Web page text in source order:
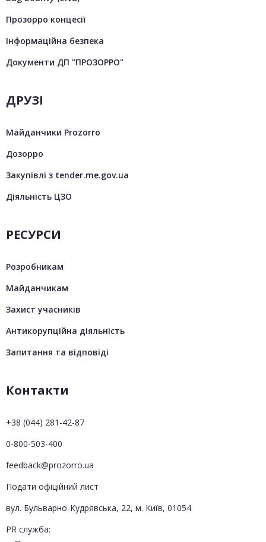
Прозорро концесії
Інформаційна безпека
Документи ДП "ПРОЗОРРО"
ДРУЗІ
Майданчики Prozorro
Дозорро
Закупівлі з tender.me.gov.ua
Діяльність ЦЗО
РЕСУРСИ
Розробникам
Майданчикам
Захист учасників
Антикорупційна діяльність
Запитання та відповіді
Контакти
+38 (044) 281-42-87
0-800-503-400
feedback@prozorro.ua
Подати офіційний лист
вул. Бульварно-Кудрявська, 22, м. Київ, 01054
PR служба: